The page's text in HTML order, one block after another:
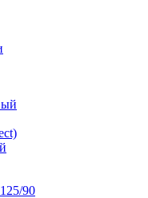
90